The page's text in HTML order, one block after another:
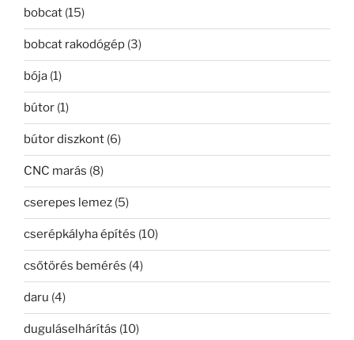
bobcat (15)
bobcat rakodógép (3)
bója (1)
bútor (1)
bútor diszkont (6)
CNC marás (8)
cserepes lemez (5)
cserépkályha építés (10)
csőtörés bemérés (4)
daru (4)
duguláselhárítás (10)